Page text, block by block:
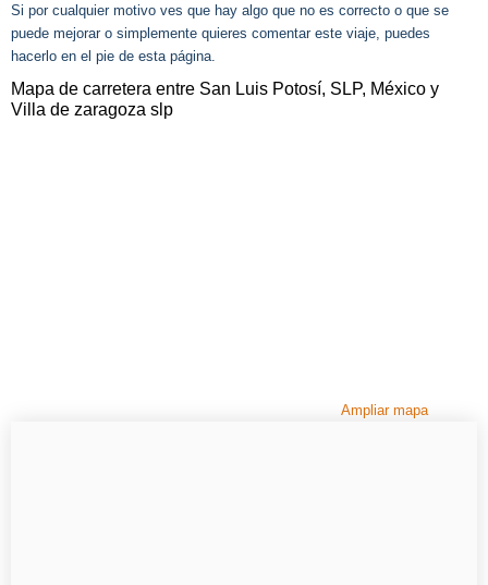
Si por cualquier motivo ves que hay algo que no es correcto o que se
puede mejorar o simplemente quieres comentar este viaje, puedes
hacerlo en el pie de esta página.
Mapa de carretera entre San Luis Potosí, SLP, México y
Villa de zaragoza slp
Ampliar mapa